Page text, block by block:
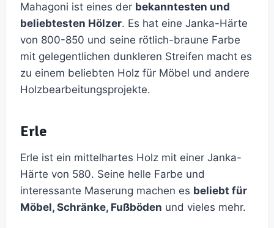
Mahagoni ist eines der bekanntesten und
beliebtesten Hölzer. Es hat eine Janka-Härte
von 800-850 und seine rötlich-braune Farbe
mit gelegentlichen dunkleren Streifen macht es
zu einem beliebten Holz für Möbel und andere
Holzbearbeitungsprojekte.
Erle
Erle ist ein mittelhartes Holz mit einer Janka-
Härte von 580. Seine helle Farbe und
interessante Maserung machen es beliebt für
Möbel, Schränke, Fußböden und vieles mehr.